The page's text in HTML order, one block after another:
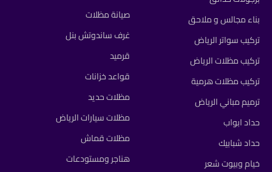
بناء مجالس و ملاحق
تركيب سواتر الرياض
تركيب مظلات الرياض
تركيب مظلات هرمية
ترميم مباني الرياض
حداد ابواب
حداد شبابيك
خيام وبيوت شعر
صيانة مظلات
غرف ساندوتش بنل
قرميد
قواعد خزانات
مظلات حديد
مظلات سيارات الرياض
مظلات قماش
هناجر ومستودعات